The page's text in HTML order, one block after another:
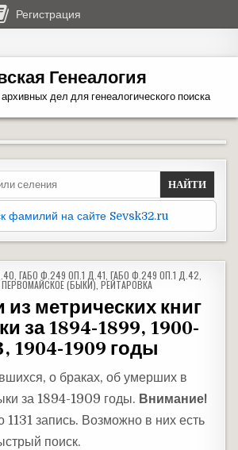
Генеалогия
дел для генеалогического поиска
фамилий на сайте Sevsk32.ru
ГАБО Ф.249 ОП.1 Д.41 ГАБО Ф.249 ОП.1 Д.42
ПЕРВОМАЙСКОЕ (БЫКИ) РЕЙТАРОВКА
метрических книг
за 1894-1899, 1900-
1904-1909 годы
о браках, об умерших в
за 1894-1909 годы. Внимание!
1131 запись. Возможно в них есть
поиск.
Регистрация